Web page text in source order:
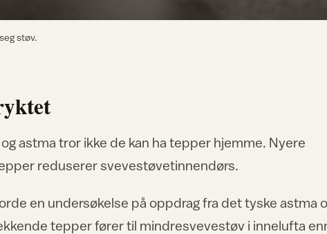
støv.
astma tror ikke de kan ha tepper hjemme. Nyere
reduserer svevestøvetinnendørs.
en undersøkelse på oppdrag fra det tyske astma
tepper fører til mindresvevestøv i innelufta